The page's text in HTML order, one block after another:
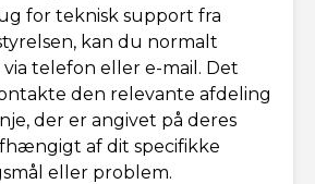
for teknisk support fra
kan du normalt
telefon eller e-mail. Det
den relevante afdeling
der er angivet på deres
af dit specifikke
eller problem.